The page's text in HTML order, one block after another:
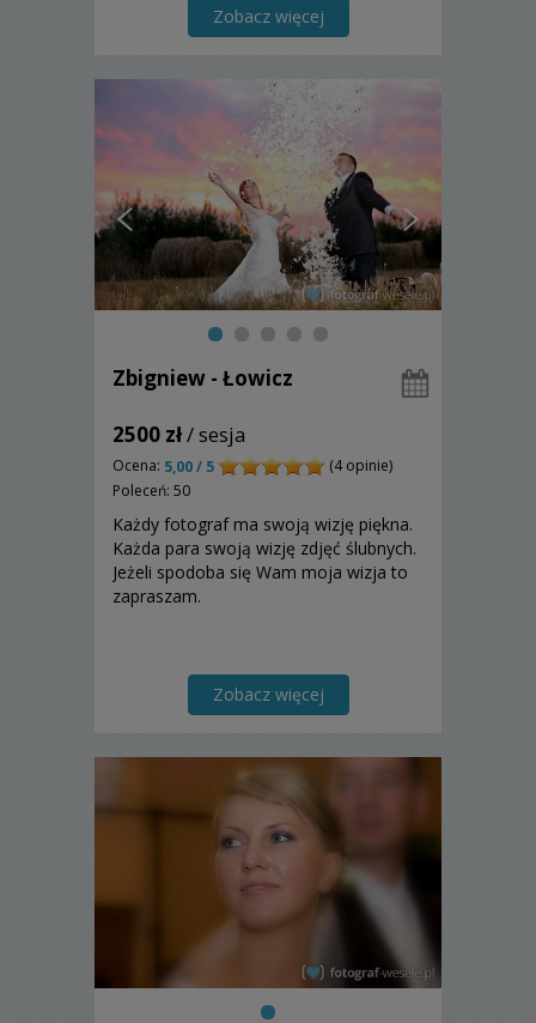
Zobacz więcej
Zbigniew - Łowicz
2500 zł/ sesja
Ocena: 5,00 / 5
(4 opinie)
Poleceń: 50
Każdy fotograf ma swoją wizję piękna.
Każda para swoją wizję zdjęć ślubnych.
Jeżeli spodoba się Wam moja wizja to
zapraszam.
Zobacz więcej